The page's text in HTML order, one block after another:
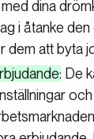
dina
i åtanke den
dem att byta
: De